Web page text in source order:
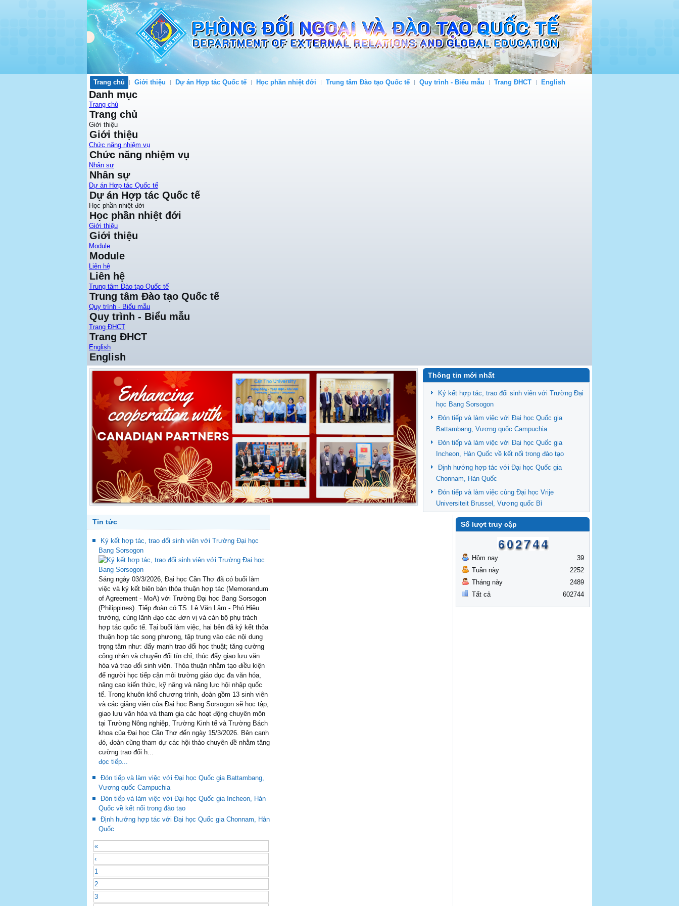
Trang chủ Giới thiệu Dự án Hợp tác Quốc tế Học phần nhiệt đới Trung tâm Đào tạo Quốc tế Quy trình - Biểu mẫu Trang ĐHCT English
Danh mục
Trang chủ
Trang chủ
Giới thiệu
Giới thiệu
Chức năng nhiệm vụ
Chức năng nhiệm vụ
Nhân sự
Nhân sự
Dự án Hợp tác Quốc tế
Dự án Hợp tác Quốc tế
Học phần nhiệt đới
Học phần nhiệt đới
Giới thiệu
Giới thiệu
Module
Module
Liên hệ
Liên hệ
Trung tâm Đào tạo Quốc tế
Trung tâm Đào tạo Quốc tế
Quy trình - Biểu mẫu
Quy trình - Biểu mẫu
Trang ĐHCT
Trang ĐHCT
English
English
Thông tin mới nhất
Ký kết hợp tác, trao đổi sinh viên với Trường Đại
học Bang Sorsogon
Đón tiếp và làm việc với Đại học Quốc gia
Battambang, Vương quốc Campuchia
Đón tiếp và làm việc với Đại học Quốc gia
Incheon, Hàn Quốc về kết nối trong đào tạo
Định hướng hợp tác với Đại học Quốc gia
Chonnam, Hàn Quốc
Đón tiếp và làm việc cùng Đại học Vrije
Universiteit Brussel, Vương quốc Bỉ
Tin tức
Ký kết hợp tác, trao đổi sinh viên với Trường Đại học
Bang Sorsogon
Sáng ngày 03/3/2026, Đại học Cần Thơ đã có buổi làm
việc và ký kết biên bản thỏa thuận hợp tác (Memorandum
of Agreement - MoA) với Trường Đại học Bang Sorsogon
(Philippines). Tiếp đoàn có TS. Lê Văn Lâm - Phó Hiệu
trưởng, cùng lãnh đạo các đơn vị và cán bộ phụ trách
hợp tác quốc tế. Tại buổi làm việc, hai bên đã ký kết thỏa
thuận hợp tác song phương, tập trung vào các nội dung
trọng tâm như: đẩy mạnh trao đổi học thuật; tăng cường
công nhận và chuyển đổi tín chỉ; thúc đẩy giao lưu văn
hóa và trao đổi sinh viên. Thỏa thuận nhằm tạo điều kiện
để người học tiếp cận môi trường giáo dục đa văn hóa,
nâng cao kiến thức, kỹ năng và năng lực hội nhập quốc
tế. Trong khuôn khổ chương trình, đoàn gồm 13 sinh viên
và các giảng viên của Đại học Bang Sorsogon sẽ học tập,
giao lưu văn hóa và tham gia các hoạt động chuyên môn
tại Trường Nông nghiệp, Trường Kinh tế và Trường Bách
khoa của Đại học Cần Thơ đến ngày 15/3/2026. Bên cạnh
đó, đoàn cũng tham dự các hội thảo chuyên đề nhằm tăng
cường trao đổi h...
đọc tiếp...
Đón tiếp và làm việc với Đại học Quốc gia Battambang,
Vương quốc Campuchia
Đón tiếp và làm việc với Đại học Quốc gia Incheon, Hàn
Quốc về kết nối trong đào tạo
Định hướng hợp tác với Đại học Quốc gia Chonnam, Hàn
Quốc
«
‹
1
2
3
Số lượt truy cập
Hôm nay
Tuần này
Tháng này
Tất cả
39
2252
2489
602744